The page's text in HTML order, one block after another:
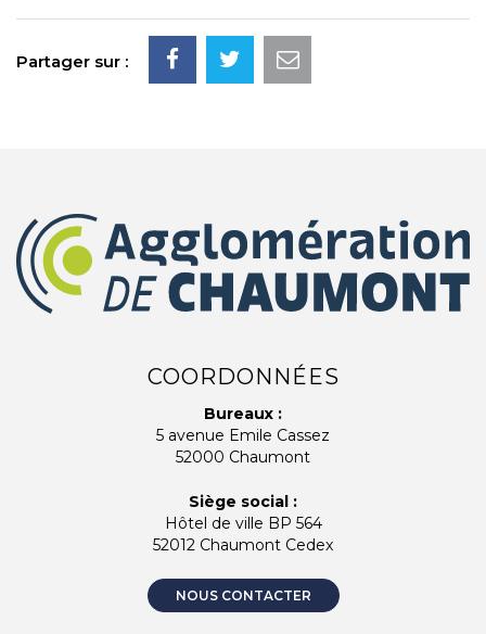
Partager sur :
COORDONNÉES
Bureaux :
5 avenue Emile Cassez
52000 Chaumont
Siège social :
Hôtel de ville BP 564
52012 Chaumont Cedex
NOUS CONTACTER